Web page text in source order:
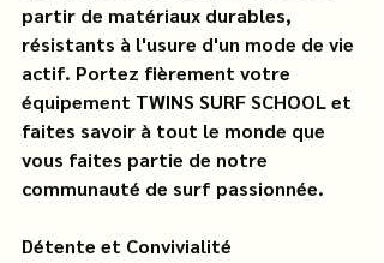
partir de matériaux durables,
résistants à l'usure d'un mode de vie
actif. Portez fièrement votre
équipement TWINS SURF SCHOOL et
faites savoir à tout le monde que
vous faites partie de notre
communauté de surf passionnée.
Détente et Convivialité